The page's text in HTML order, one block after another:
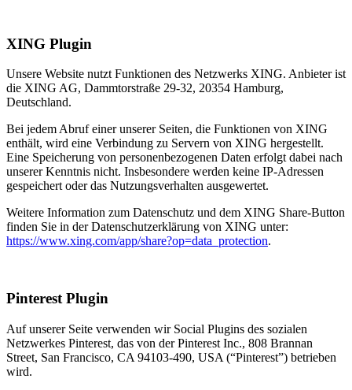
XING Plugin
Unsere Website nutzt Funktionen des Netzwerks XING. Anbieter ist
die XING AG, Dammtorstraße 29-32, 20354 Hamburg,
Deutschland.
Bei jedem Abruf einer unserer Seiten, die Funktionen von XING
enthält, wird eine Verbindung zu Servern von XING hergestellt.
Eine Speicherung von personenbezogenen Daten erfolgt dabei nach
unserer Kenntnis nicht. Insbesondere werden keine IP-Adressen
gespeichert oder das Nutzungsverhalten ausgewertet.
Weitere Information zum Datenschutz und dem XING Share-Button
finden Sie in der Datenschutzerklärung von XING unter:
https://www.xing.com/app/share?op=data_protection.
Pinterest Plugin
Auf unserer Seite verwenden wir Social Plugins des sozialen
Netzwerkes Pinterest, das von der Pinterest Inc., 808 Brannan
Street, San Francisco, CA 94103-490, USA (“Pinterest”) betrieben
wird.